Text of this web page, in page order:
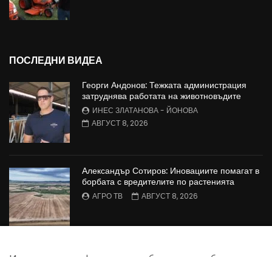
ПОСЛЕДНИ ВИДЕА
Георги Андонов: Тежката администрация
затруднява работата на животновъдите
ИНЕС ЗЛАТАНОВА - ЙОНОВА
АВГУСТ 8, 2026
Александър Сотиров: Иновациите помагат в
борбата с вредителите по растенията
АГРО ТВ АВГУСТ 8, 2026